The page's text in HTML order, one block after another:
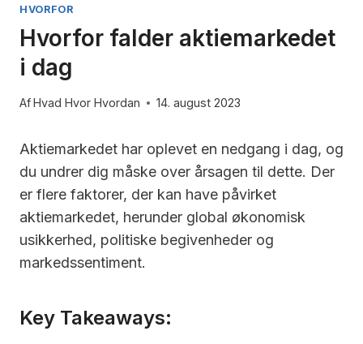
HVORFOR
Hvorfor falder aktiemarkedet
i dag
AfHvad Hvor Hvordan 14. august 2023
Aktiemarkedet har oplevet en nedgang i dag, og
du undrer dig måske over årsagen til dette. Der
er flere faktorer, der kan have påvirket
aktiemarkedet, herunder global økonomisk
usikkerhed, politiske begivenheder og
markedssentiment.
Key Takeaways: